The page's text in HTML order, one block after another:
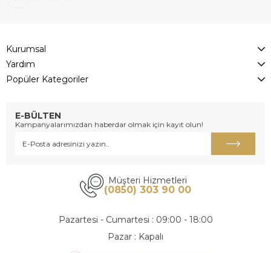
Kurumsal
Yardım
Popüler Kategoriler
E-BÜLTEN
Kampanyalarımızdan haberdar olmak için kayıt olun!
Müşteri Hizmetleri
(0850) 303 90 00
Pazartesi - Cumartesi : 09:00 - 18:00
Pazar : Kapalı